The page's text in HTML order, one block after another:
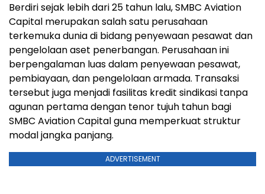
Berdiri sejak lebih dari 25 tahun lalu, SMBC Aviation
Capital merupakan salah satu perusahaan
terkemuka dunia di bidang penyewaan pesawat dan
pengelolaan aset penerbangan. Perusahaan ini
berpengalaman luas dalam penyewaan pesawat,
pembiayaan, dan pengelolaan armada. Transaksi
tersebut juga menjadi fasilitas kredit sindikasi tanpa
agunan pertama dengan tenor tujuh tahun bagi
SMBC Aviation Capital guna memperkuat struktur
modal jangka panjang.
ADVERTISEMENT